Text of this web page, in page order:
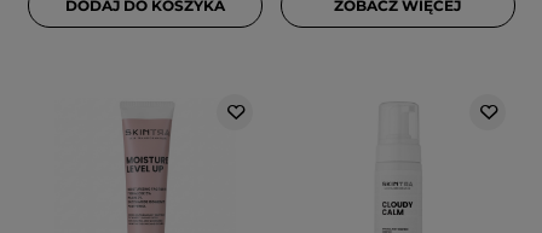
DODAJ DO KOSZYKA ZOBACZ WIĘCEJ